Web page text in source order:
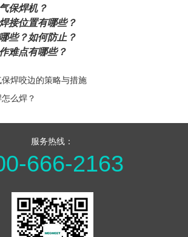
保焊机？
接位置有哪些？
些？如何防止？
难点有哪些？
焊咬边的策略与措施
么焊？
服务热线：
666-2163